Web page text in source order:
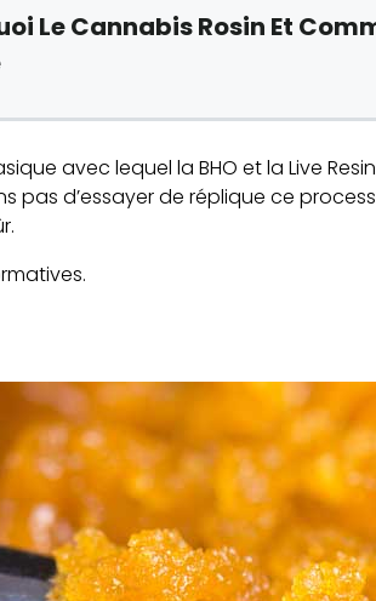
Le Cannabis Rosin Et
avec lequel la BHO et la Live
d’essayer de réplique ce